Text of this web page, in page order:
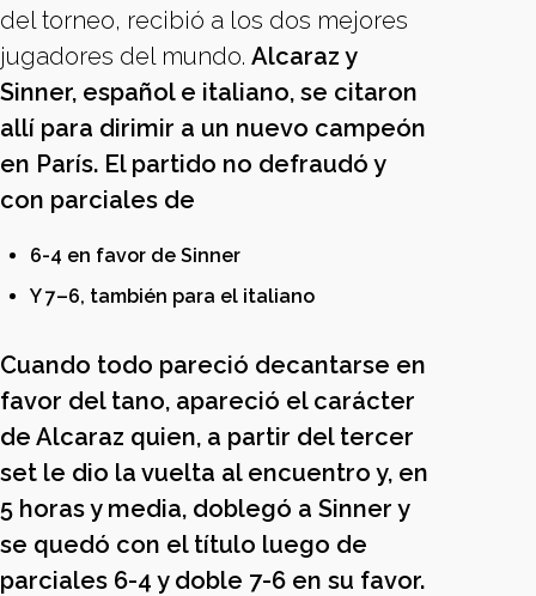
del torneo, recibió a los dos mejores
jugadores del mundo. Alcaraz y
Sinner, español e italiano, se citaron
allí para dirimir a un nuevo campeón
en París. El partido no defraudó y
con parciales de
6-4 en favor de Sinner
Y 7–6, también para el italiano
Cuando todo pareció decantarse en
favor del tano, apareció el carácter
de Alcaraz quien, a partir del tercer
set le dio la vuelta al encuentro y, en
5 horas y media, doblegó a Sinner y
se quedó con el título luego de
parciales 6-4 y doble 7-6 en su favor.